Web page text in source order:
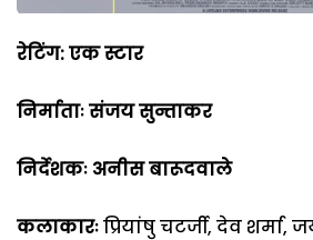
रेटिंग: एक स्टार
निर्माताः संजय सुन्ताकर
निर्देशकः अनीस बारूदवाले
कलाकारःप्रियांषु चटर्जी, देव शर्मा,